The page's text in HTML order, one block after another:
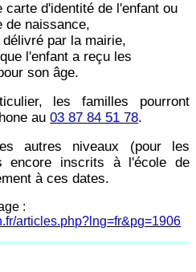
d'identité de l'enfant ou
de naissance,
par la mairie,
l'enfant a reçu les
son âge.
les familles pourront
au03 87 84 51 78.
autres niveaux (pour les
encore inscrits à l'école de
à ces dates.
:
articles.php?lng=fr&pg=1906